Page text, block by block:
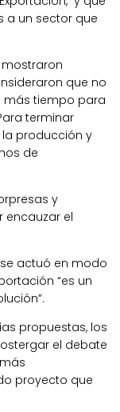
a un sector que
mostraron
que no
más tiempo para
terminar
producción y
de
y
encauzar el
actuó en modo
“es un
propuestas, los
el debate
proyecto que